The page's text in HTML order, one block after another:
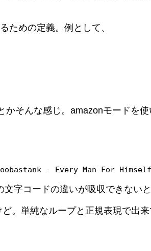
ための定義。例として、
そんな感じ。amazonモードを使
- Every Man For
字コードの違いが吸収できない
。単純なループと正規表現で出来